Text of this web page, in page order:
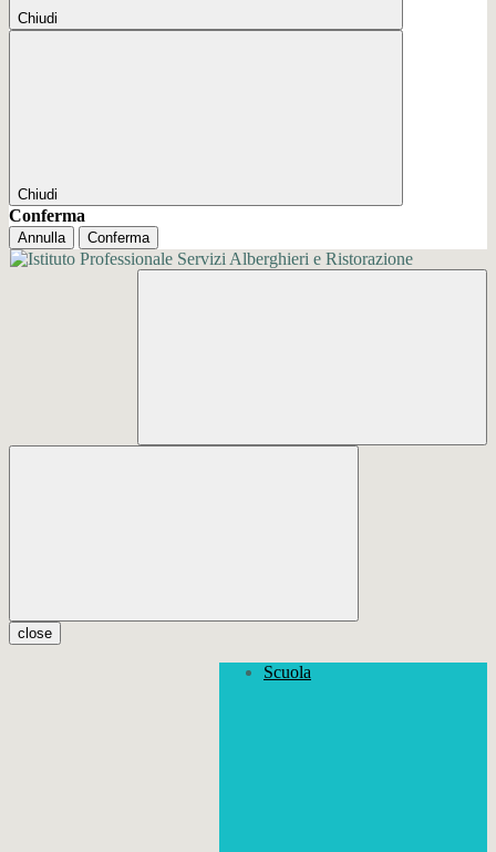
Chiudi
Chiudi
Conferma
Annulla Conferma
close
Scuola